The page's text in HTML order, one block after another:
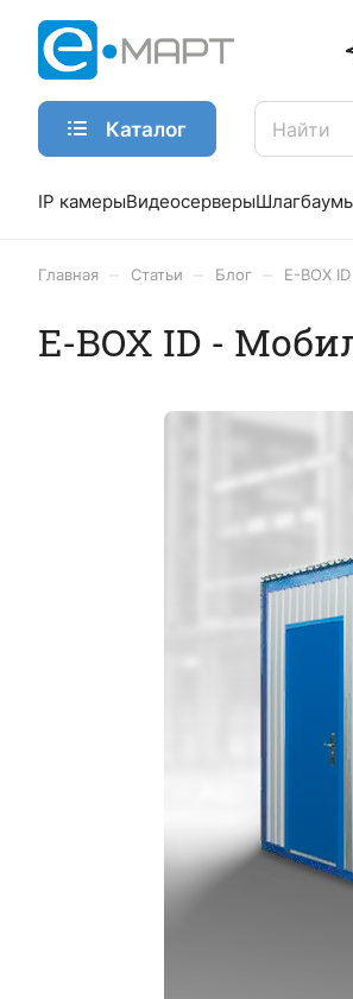
Каталог
IP камерыВидеосерверы
Главная Статьи Блог E-BOX
E-BOX ID -